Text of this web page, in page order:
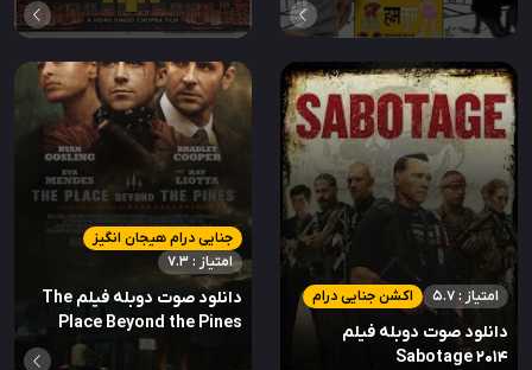
اکشن جنایی درام امتیاز : 5.7
دانلود صوت دوبله فیلم
Sabotage 2014
جنایی درام هیجان انگیز
امتیاز : 7.3
دانلود صوت دوبله فیلم The
Place Beyond the Pines